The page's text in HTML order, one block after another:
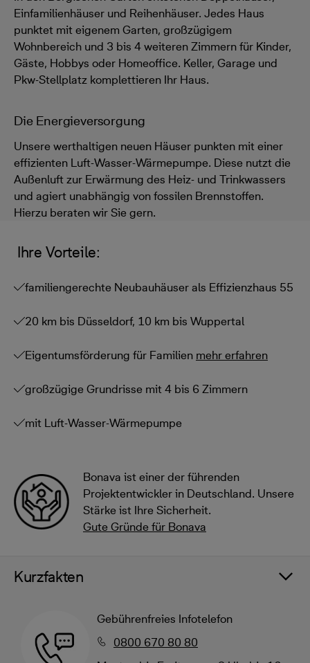
Einfamilienhäuser und Reihenhäuser. Jedes Haus
punktet mit eigenem Garten, großzügigem
Wohnbereich und 3 bis 4 weiteren Zimmern für Kinder,
Gäste, Hobbys oder Homeoffice. Keller, Garage und
Pkw-Stellplatz komplettieren Ihr Haus.
Die Energieversorgung
Unsere werthaltigen neuen Häuser punkten mit einer
effizienten Luft-Wasser-Wärmepumpe. Diese nutzt die
Außenluft zur Erwärmung des Heiz- und Trinkwassers
und agiert unabhängig von fossilen Brennstoffen.
Hierzu beraten wir Sie gern.
Ihre Vorteile:
familiengerechte Neubauhäuser als Effizienzhaus 55
20 km bis Düsseldorf, 10 km bis Wuppertal
Eigentumsförderung für Familien mehr erfahren
großzügige Grundrisse mit 4 bis 6 Zimmern
mit Luft-Wasser-Wärmepumpe
Bonava ist einer der führenden
Projektentwickler in Deutschland. Unsere
Stärke ist Ihre Sicherheit.
Gute Gründe für Bonava
Kurzfakten
Gebührenfreies Infotelefon
0800 670 80 80